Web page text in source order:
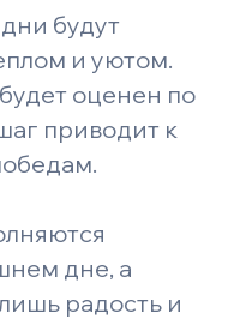
будут
и уютом.
оценен по
приводит к
дне, а
радость и